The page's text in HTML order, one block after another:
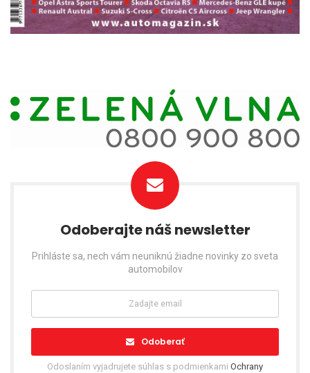
Odoberajte náš newsletter
Prihláste sa, nech vám neuniknú žiadne novinky zo sveta
automobilov
Odoberať
Odoslaním vyjadrujete súhlas s podmienkami Ochrany